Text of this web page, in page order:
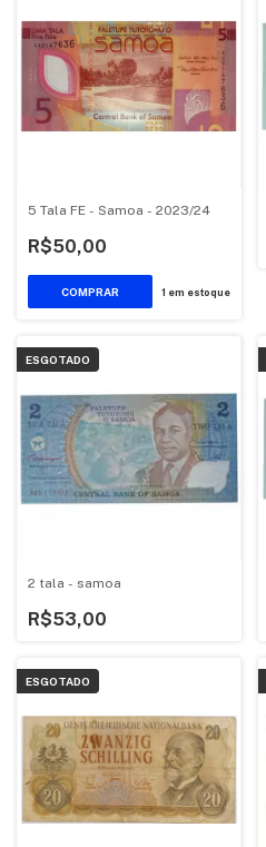
5 Tala FE - Samoa - 2023/24
R$50,00
1 em estoque
ESGOTADO
2 tala - samoa
R$53,00
ESGOTADO